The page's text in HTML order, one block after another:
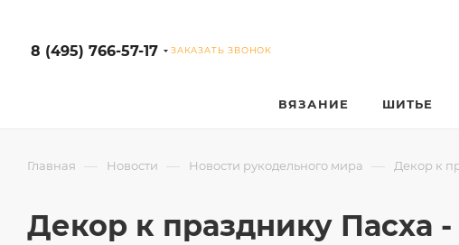
8 (495) 766-57-17 ЗАКАЗАТЬ ЗВОНОК
ВЯЗАНИЕ ШИТЬЕ
Главная — Новости — Новости рукодельного мира — Декор к
Декор к празднику Пасха